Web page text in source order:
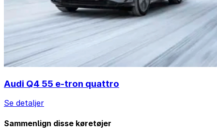
Audi Q4 55 e-tron quattro
Se detaljer
Sammenlign disse køretøjer